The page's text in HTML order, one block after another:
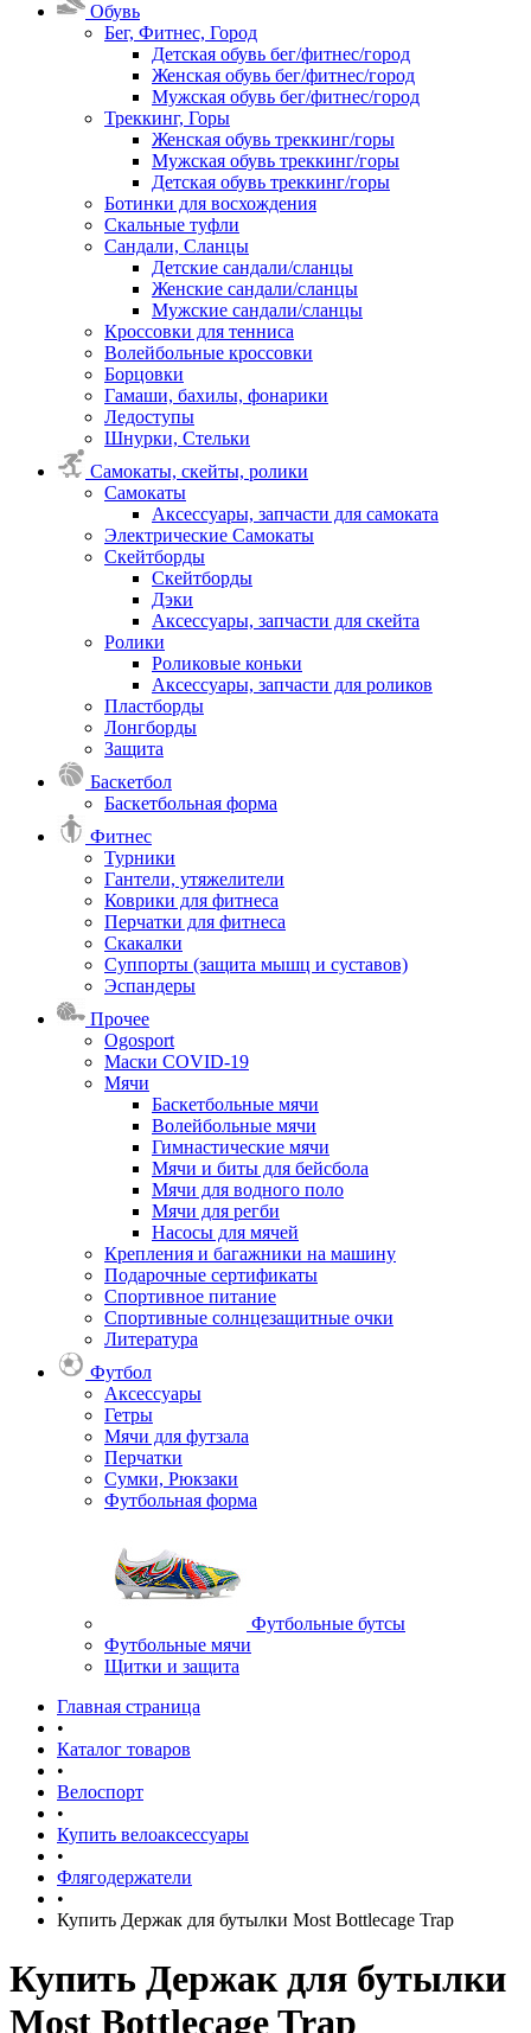
Обувь
Бег, Фитнес, Город
Детская обувь бег/фитнес/город
Женская обувь бег/фитнес/город
Мужская обувь бег/фитнес/город
Треккинг, Горы
Женская обувь треккинг/горы
Мужская обувь треккинг/горы
Детская обувь треккинг/горы
Ботинки для восхождения
Скальные туфли
Сандали, Сланцы
Детские сандали/сланцы
Женские сандали/сланцы
Мужские сандали/сланцы
Кроссовки для тенниса
Волейбольные кроссовки
Борцовки
Гамаши, бахилы, фонарики
Ледоступы
Шнурки, Стельки
Самокаты, скейты, ролики
Самокаты
Аксессуары, запчасти для самоката
Электрические Самокаты
Скейтборды
Скейтборды
Дэки
Аксессуары, запчасти для скейта
Ролики
Роликовые коньки
Аксессуары, запчасти для роликов
Пластборды
Лонгборды
Защита
Баскетбол
Баскетбольная форма
Фитнес
Турники
Гантели, утяжелители
Коврики для фитнеса
Перчатки для фитнеса
Скакалки
Суппорты (защита мышц и суставов)
Эспандеры
Прочее
Ogosport
Маски COVID-19
Мячи
Баскетбольные мячи
Волейбольные мячи
Гимнастические мячи
Мячи и биты для бейсбола
Мячи для водного поло
Мячи для регби
Насосы для мячей
Крепления и багажники на машину
Подарочные сертификаты
Спортивное питание
Спортивные солнцезащитные очки
Литература
Футбол
Аксессуары
Гетры
Мячи для футзала
Перчатки
Сумки, Рюкзаки
Футбольная форма
Футбольные бутсы
Футбольные мячи
Щитки и защита
Главная страница
•
Каталог товаров
•
Велоспорт
•
Купить велоаксессуары
•
Флягодержатели
•
Купить Держак для бутылки Most Bottlecage Trap
Купить Держак для бутылки
Most Bottlecage Trap